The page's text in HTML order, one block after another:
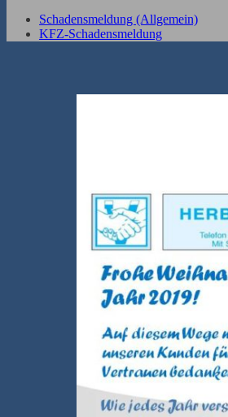
Schadensmeldung (Allgemein)
KFZ-Schadensmeldung